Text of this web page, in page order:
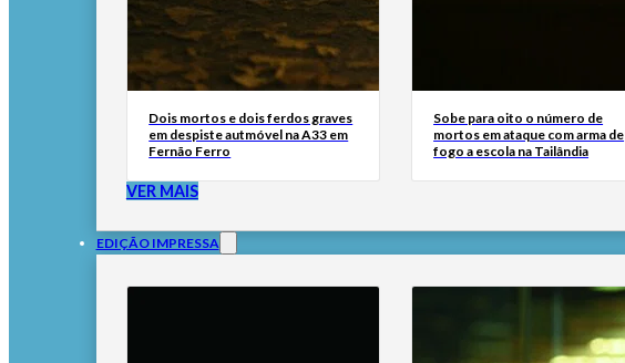
Dois mortos e dois ferdos graves
em despiste autmóvel na A33 em
Fernão Ferro
Sobe para oito o número de
mortos em ataque com arma de
fogo a escola na Tailândia
VER MAIS
EDIÇÃO IMPRESSA